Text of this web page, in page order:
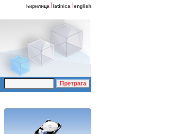
ћирилица latinica english